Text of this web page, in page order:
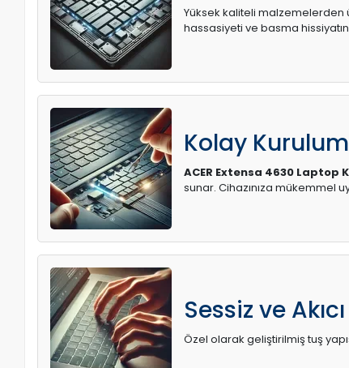
Yüksek kaliteli malzemelerden
hassasiyeti ve basma
Kolay
ACER Extensa 4630 Laptop
sunar. Cihazınıza mükemmel
Sessiz ve
Özel olarak geliştirilmiş tuş